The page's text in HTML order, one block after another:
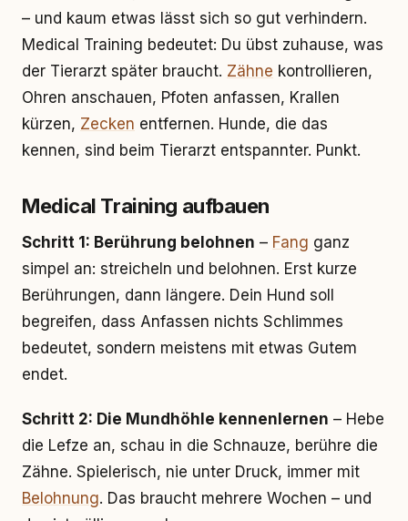
– und kaum etwas lässt sich so gut verhindern.
Medical Training bedeutet: Du übst zuhause, was
der Tierarzt später braucht. Zähne kontrollieren,
Ohren anschauen, Pfoten anfassen, Krallen
kürzen, Zecken entfernen. Hunde, die das
kennen, sind beim Tierarzt entspannter. Punkt.
Medical Training aufbauen
Schritt 1: Berührung belohnen – Fang ganz
simpel an: streicheln und belohnen. Erst kurze
Berührungen, dann längere. Dein Hund soll
begreifen, dass Anfassen nichts Schlimmes
bedeutet, sondern meistens mit etwas Gutem
endet.
Schritt 2: Die Mundhöhle kennenlernen – Hebe
die Lefze an, schau in die Schnauze, berühre die
Zähne. Spielerisch, nie unter Druck, immer mit
Belohnung. Das braucht mehrere Wochen – und